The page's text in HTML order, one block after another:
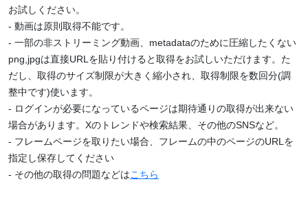
お試しください。
- 動画は原則取得不能です。
- 一部の非ストリーミング動画、metadataのために圧縮したくない
png,jpgは直接URLを貼り付けると取得をお試しいただけます。た
だし、取得のサイズ制限が大きく縮小され、取得制限を数回分(調
整中です)使います。
- ログインが必要になっているページは期待通りの取得が出来ない
場合があります。Xのトレンドや検索結果、その他のSNSなど。
- フレームページを取りたい場合、フレームの中のページのURLを
指定し保存してください
- その他の取得の問題などはこちら